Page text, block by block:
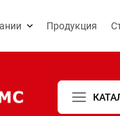
Продукция